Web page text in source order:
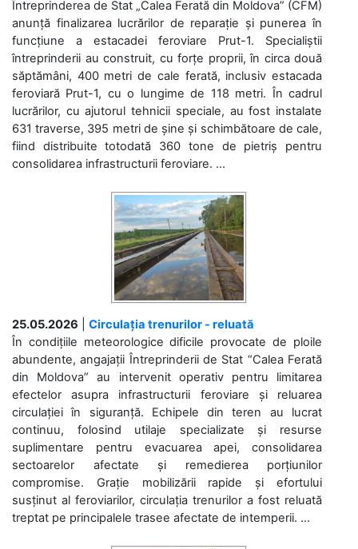
Întreprinderea de Stat „Calea Ferată din Moldova” (CFM)
anunță finalizarea lucrărilor de reparație și punerea în
funcțiune a estacadei feroviare Prut-1. Specialiștii
întreprinderii au construit, cu forțe proprii, în circa două
săptămâni, 400 metri de cale ferată, inclusiv estacada
feroviară Prut-1, cu o lungime de 118 metri. În cadrul
lucrărilor, cu ajutorul tehnicii speciale, au fost instalate
631 traverse, 395 metri de șine și schimbătoare de cale,
fiind distribuite totodată 360 tone de pietriș pentru
consolidarea infrastructurii feroviare. ...
25.05.2026
Circulația trenurilor - reluată
În condițiile meteorologice dificile provocate de ploile
abundente, angajații Întreprinderii de Stat “Calea Ferată
din Moldova” au intervenit operativ pentru limitarea
efectelor asupra infrastructurii feroviare și reluarea
circulației în siguranță. Echipele din teren au lucrat
continuu, folosind utilaje specializate și resurse
suplimentare pentru evacuarea apei, consolidarea
sectoarelor afectate și remedierea porțiunilor
compromise. Grație mobilizării rapide și efortului
susținut al feroviarilor, circulația trenurilor a fost reluată
treptat pe principalele trasee afectate de intemperii. ...